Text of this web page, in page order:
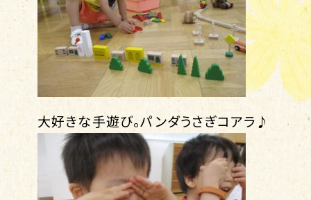
大好きな手遊び。パンダうさぎコアラ♪